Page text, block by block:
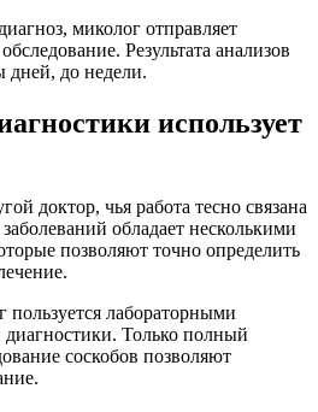
миколог отправляет
Результата анализов
дней, до недели.
использует
доктор, чья работа тесно связана
обладает несколькими
позволяют точно определить
пользуется лабораторными
Только полный
соскобов позволяют